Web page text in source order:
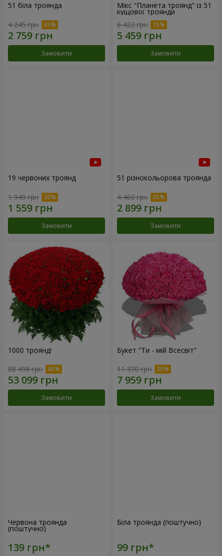
51 біла троянда
4 245 грн
Замовити
Мікс "Планета троянд" із 51
кущової троянди
6 422 грн
Замовити
19 червоних троянд
1 949 грн
Замовити
51 різнокольорова троянда
4 460 грн
Замовити
1000 троянд!
88 498 грн
Замовити
Букет "Ти - мій Всесвіт"
11 370 грн
Замовити
Червона троянда
(поштучно)
Біла троянда (поштучно)